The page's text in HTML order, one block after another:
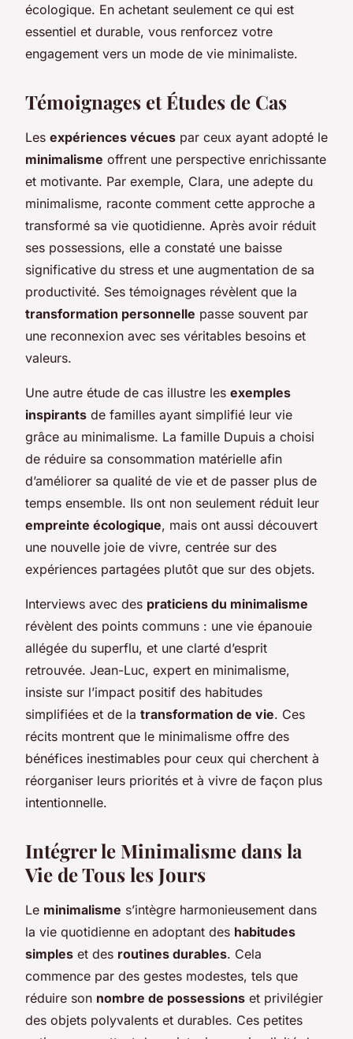
écologique. En achetant seulement ce qui est
essentiel et durable, vous renforcez votre
engagement vers un mode de vie minimaliste.
Témoignages et Études de Cas
Les expériences vécues par ceux ayant adopté le
minimalisme offrent une perspective enrichissante
et motivante. Par exemple, Clara, une adepte du
minimalisme, raconte comment cette approche a
transformé sa vie quotidienne. Après avoir réduit
ses possessions, elle a constaté une baisse
significative du stress et une augmentation de sa
productivité. Ses témoignages révèlent que la
transformation personnelle passe souvent par
une reconnexion avec ses véritables besoins et
valeurs.
Une autre étude de cas illustre les exemples
inspirants de familles ayant simplifié leur vie
grâce au minimalisme. La famille Dupuis a choisi
de réduire sa consommation matérielle afin
d’améliorer sa qualité de vie et de passer plus de
temps ensemble. Ils ont non seulement réduit leur
empreinte écologique, mais ont aussi découvert
une nouvelle joie de vivre, centrée sur des
expériences partagées plutôt que sur des objets.
Interviews avec des praticiens du minimalisme
révèlent des points communs : une vie épanouie
allégée du superflu, et une clarté d’esprit
retrouvée. Jean-Luc, expert en minimalisme,
insiste sur l’impact positif des habitudes
simplifiées et de la transformation de vie. Ces
récits montrent que le minimalisme offre des
bénéfices inestimables pour ceux qui cherchent à
réorganiser leurs priorités et à vivre de façon plus
intentionnelle.
Intégrer le Minimalisme dans la
Vie de Tous les Jours
Le minimalisme s’intègre harmonieusement dans
la vie quotidienne en adoptant des habitudes
simples et des routines durables. Cela
commence par des gestes modestes, tels que
réduire son nombre de possessions et privilégier
des objets polyvalents et durables. Ces petites